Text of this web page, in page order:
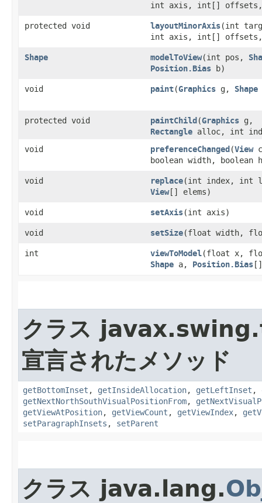
int axis, int[]
protected void layoutMinorAxis​(int
int axis, int[]
Shape modelToView​(int pos,
Position.Bias b)
void paint​(Graphics g, Shape
protected void paintChild ​(Graphics g,
Rectangle alloc, int
void
preferenceChanged ​(View
boolean width, boolean
void replace​(int index, int
View[] elems)
void setAxis​(int axis)
void setSize​(float width,
int viewToModel​(float x,
Shape a, Position.Bias
クラス
宣言されたメソッド
getBottomInset , getInsideAllocation, getLeftInset ,
getNextNorthSouthVisualPositionFrom,
getViewAtPosition, getViewCount , getViewIndex,
setParagraphInsets , setParent
クラス java.lang.